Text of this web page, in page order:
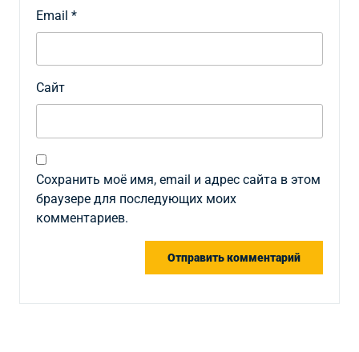
Email *
Сайт
Сохранить моё имя, email и адрес сайта в этом
браузере для последующих моих
комментариев.